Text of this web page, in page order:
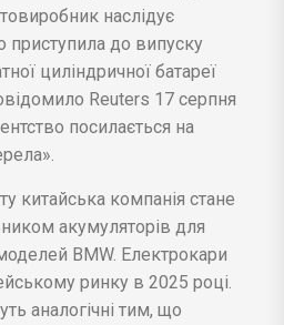
наслідує
приступила до випуску
циліндричної батареї
Reuters 17 серпня
посилається на
китайська компанія стане
акумуляторів для
BMW. Електрокари
ринку в 2025 році.
аналогічні тим, що